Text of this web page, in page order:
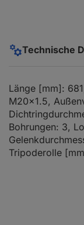
Technische
Länge [mm]:
M20x1.5,
Bohrungen: 3,
Tripoderolle